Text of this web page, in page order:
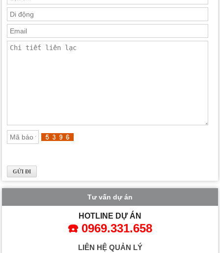
Tư vấn dự án
HOTLINE DỰ ÁN
☎️ 0969.331.658
LIÊN HỆ QUẢN LÝ